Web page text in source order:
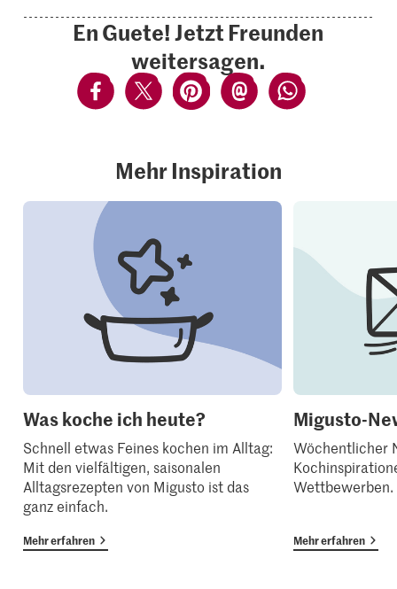
En Guete! Jetzt Freunden
weitersagen.
Mehr Inspiration
Was koche ich heute?
Schnell etwas Feines kochen im Alltag:
Mit den vielfältigen, saisonalen
Alltagsrezepten von Migusto ist das
ganz einfach.
Mehr erfahren
Migusto-
Wöchentlicher
Wettbewerben.
Mehr erfahren